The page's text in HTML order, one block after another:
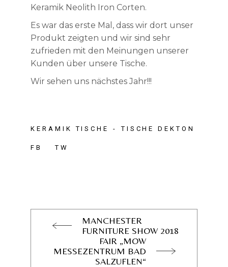
Keramik Neolith Iron Corten.
Es war das erste Mal, dass wir dort unser
Produkt zeigten und wir sind sehr
zufrieden mit den Meinungen unserer
Kunden über unsere Tische.
Wir sehen uns nächstes Jahr!!!
KERAMIK TISCHE TISCHE DEKTON
FB TW
MANCHESTER
FURNITURE SHOW 2018
FAIR „MOW
MESSEZENTRUM BAD
SALZUFLEN“